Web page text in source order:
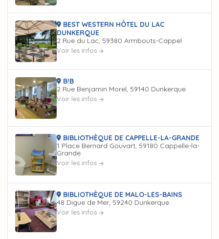
BEST WESTERN HÔTEL DU LAC
DUNKERQUE
2 Rue du Lac, 59380 Armbouts-Cappel
Voir les infos
B!B
2 Rue Benjamin Morel, 59140 Dunkerque
Voir les infos
BIBLIOTHÈQUE DE CAPPELLE-LA-GRANDE
1 Place Bernard Gouvart, 59180 Cappelle-la-
Grande
Voir les infos
BIBLIOTHÈQUE DE MALO-LES-BAINS
48 Digue de Mer, 59240 Dunkerque
Voir les infos